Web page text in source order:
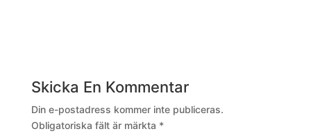
Skicka En Kommentar
Din e-postadress kommer inte publiceras.
Obligatoriska fält är märkta *